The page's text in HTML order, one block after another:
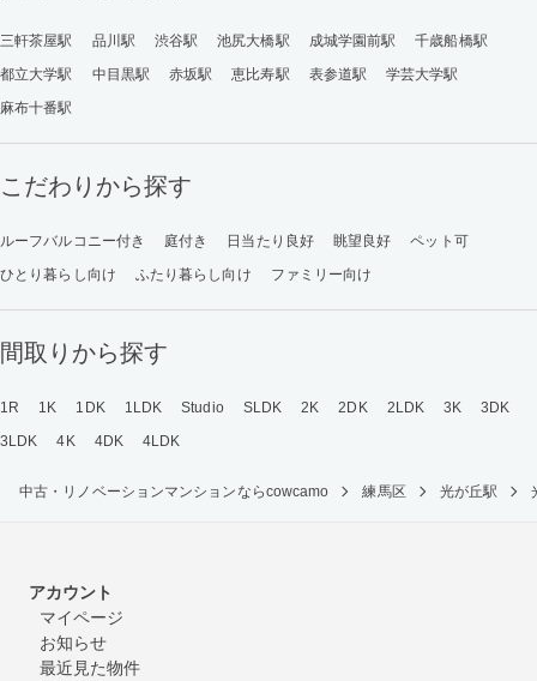
三軒茶屋駅 品川駅 渋谷駅 池尻大橋駅 成城学園前駅
千歳船橋駅
都立大学駅
中目黒駅 赤坂駅 恵比寿駅 表参道駅
学芸大学駅
麻布十番駅
こだわりから探す
ルーフバルコニー付き 庭付き 日当たり良好 眺望良好
ペット可
ひとり暮らし向け
ふたり暮らし向け ファミリー向け
間取りから探す
1R 1K 1DK 1LDK Studio SLDK 2K 2DK 2LDK 3K
3DK
3LDK
4K 4DK 4LDK
中古・リノベーションマンションならcowcamo 練馬区 光が丘駅
アカウント
マイページ
お知らせ
最近見た物件